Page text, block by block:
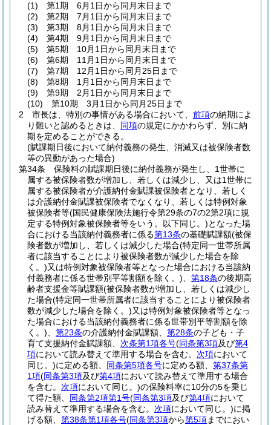
(1)
第1期 6月1日から同月末日まで
(2)
第2期 7月1日から同月末日まで
(3)
第3期 8月1日から同月末日まで
(4)
第4期 9月1日から同月末日まで
(5)
第5期 10月1日から同月末日まで
(6)
第6期 11月1日から同月末日まで
(7)
第7期 12月1日から同月25日まで
(8)
第8期 1月1日から同月末日まで
(9)
第9期 2月1日から同月末日まで
(10)
第10期 3月1日から同月25日まで
2
市長は、特別の事情がある場合において、 前項の納期によ
り難いと認めるときは、 同項の規定にかかわらず、別に納
期を定めることができる。
(賦課期日後において納付義務の発生、消滅又は被保険者数
等の異動があった場合)
第34条
保険料の賦課期日後に納付義務が発生し、1世帯に
属する被保険者数が増加し、若しくは減少し、又は1世帯に
属する被保険者が介護納付金賦課被保険者となり、若しく
は介護納付金賦課被保険者でなくなり、若しくは特例対象
被保険者等(国民健康保険法施行令第29条の7の2第2項に規
定する特例対象被保険者等をいう。以下同じ。)となった場
合における当該納付義務者に係る第13条の基礎賦課額(被保
険者数が増加し、若しくは減少した場合(特定同一世帯所属
者に該当することにより被保険者数が減少した場合を除
く。)又は特例対象被保険者等となった場合における当該納
付義務者に係る世帯別平等割額を除く。)
第18条の後期高
齢者支援金等賦課額(被保険者数が増加し、若しくは減少し
た場合(特定同一世帯所属者に該当することにより被保険者
数が減少した場合を除く。)又は特例対象被保険者等となっ
た場合における当該納付義務者に係る世帯別平等割額を除
く。)
第23条の介護納付金賦課額、 第28条の子ども・子
育て支援納付金賦課額、 次条第1項各号(同条第3項及び第4
項において読み替えて準用する場合を含む。 次項において
同じ。)に定める額、 同条第5項各号に定める額、 第37条第
1項(同条第3項及び第4項において読み替えて準用する場合
を含む。 次項において同じ。)の保険料率に10分の5を乗じ
て得た額、 同条第2項第1号(同条第3項及び第4項において
読み替えて準用する場合を含む。 次項において同じ。)に掲
げる額、 第38条第1項各号(同条第3項から第5項までにおい